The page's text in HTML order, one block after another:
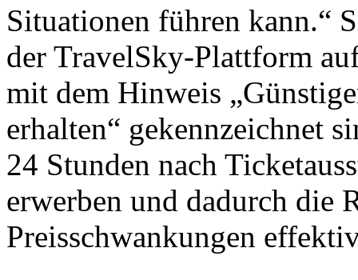
Situationen führen kann.“
der TravelSky-Plattform
mit dem Hinweis
erhalten“ gekennzeichnet
24 Stunden nach
erwerben und dadurch die
Preisschwankungen